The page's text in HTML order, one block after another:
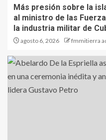
Más presión sobre la
al ministro de las
la industria militar de
agosto 6, 2026 fmmitierra